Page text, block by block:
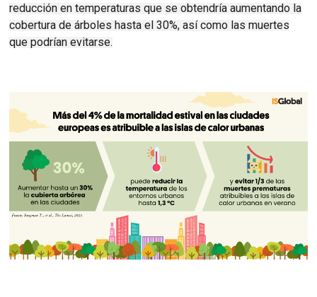
reducción en temperaturas que se obtendría aumentando la
cobertura de árboles hasta el 30%, así como las muertes
que podrían evitarse.